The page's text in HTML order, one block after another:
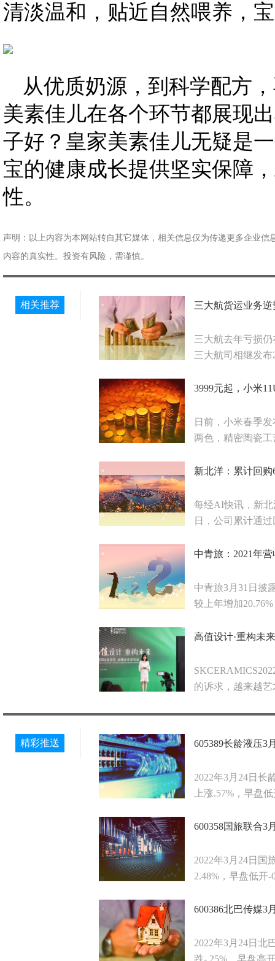
清淡温和，贴近自然喂养，
从优质奶源，到科学配方
美素佳儿在各个环节都展现
子好？皇家美素佳儿无疑是
宝的健康成长提供坚实保障
性。
声明：以上内容为本网站转自其它媒体，相关信息仅为传递更多企业
内容的真实性。投资有风险，需谨慎。
相关推荐 三大航货运业务
三大航去年亏损
三大航司相继发
3999元起，小米
日前，小米春季
两色，精密陶瓷
新北洋：累计回购
每经AI快讯，新北
日，公司累计通
中青旅：2021年
中青旅3月31日披
较上年增加
高值设计·重构未
的诉求，越来越
精彩推送 605389长龄液压3
2022年3月24日长
上涨.57%，早盘
600358国旅联合3
2022年3月24日国
2.48%，早盘低开-
600386北巴传媒3
2022年3月24日北
跌-.25%，早盘高